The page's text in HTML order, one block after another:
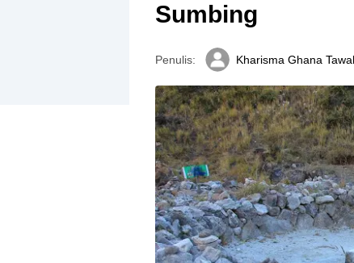
Sumbing
Penulis: Kharisma Ghana